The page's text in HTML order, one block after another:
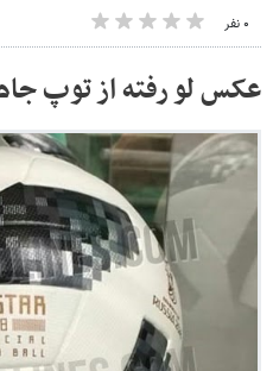
۰ نفر
عکس لو رفته از توپ